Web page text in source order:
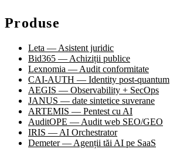
Produse
Leta — Asistent juridic
Bid365 — Achiziții publice
Lexnomia — Audit conformitate
CAI-AUTH — Identity post-quantum
AEGIS — Observability + SecOps
JANUS — date sintetice suverane
ARTEMIS — Pentest cu AI
AuditOPE — Audit web SEO/GEO
IRIS — AI Orchestrator
Demeter — Agenții tăi AI pe SaaS